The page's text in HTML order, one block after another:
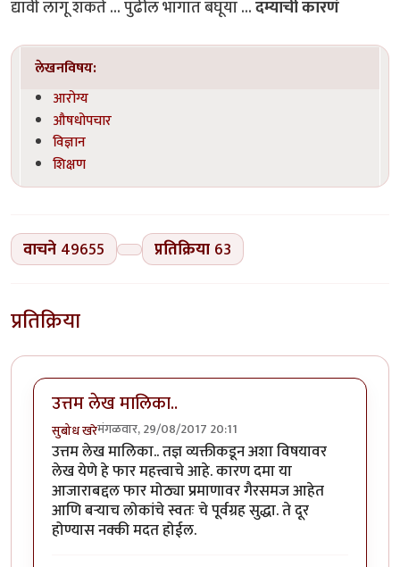
द्यावी लागू शकते ... पुढील भागात बघूया ...दम्याची कारणं
लेखनविषय:
आरोग्य
औषधोपचार
विज्ञान
शिक्षण
वाचने 49655 प्रतिक्रिया 63
प्रतिक्रिया
उत्तम लेख मालिका..
सुबोध खरेमंगळवार, 29/08/2017 20:11
उत्तम लेख मालिका.. तज्ञ व्यक्तीकडून अशा विषयावर
लेख येणे हे फार महत्त्वाचे आहे. कारण दमा या
आजाराबद्दल फार मोठ्या प्रमाणावर गैरसमज आहेत
आणि बऱ्याच लोकांचे स्वतः चे पूर्वग्रह सुद्धा. ते दूर
होण्यास नक्की मदत होईल.